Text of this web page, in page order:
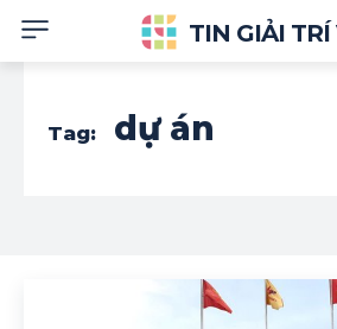
TIN GIẢI TRÍ
Tag: dự án